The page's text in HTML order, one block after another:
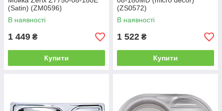
(Satin) (ZM0596)
В наявності
1 449 ₴
Купити
(ZS0572)
В наявності
1 522 ₴
Купити